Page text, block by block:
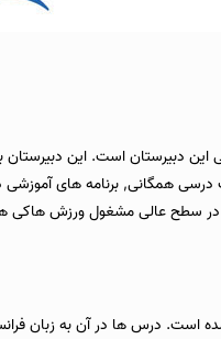
درسی همگانی, برنامه های
هستند. در این مدرسه سالانه 550 نفر ثبت
درس ها در آن به زبان